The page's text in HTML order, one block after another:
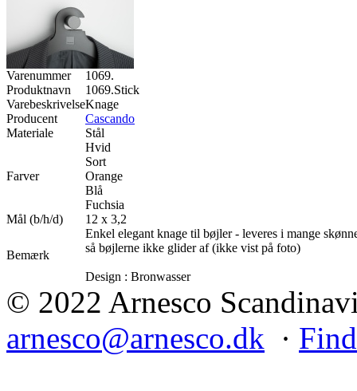
Varenummer
1069.
Produktnavn
1069.Stick
VarebeskrivelseKnage
Producent
Cascando
Materiale
Stål
Farver
Hvid
Sort
Orange
Blå
Fuchsia
Mål (b/h/d)
12 x 3,2
Bemærk
Enkel elegant knage til bøjler - leveres i mange
så bøjlerne ikke glider af (ikke vist på foto)
Design : Bronwasser
© 2022 Arnesco
arnesco@arnesco.dk ·